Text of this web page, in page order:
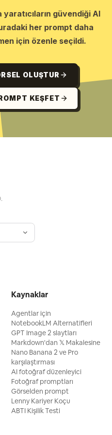
güvendiği AI
her prompt daha
için özenle seçildi.
OLUŞTUR
KEŞFET
Kaynaklar
Agentlar için
NotebookLM Alternatifleri
GPT Image 2 slaytları
Markdown'dan 𝕏 Makalesine
Nano Banana 2 ve Pro
karşılaştırması
AI fotoğraf düzenleyici
Fotoğraf promptları
Görselden prompt
Lenny Kariyer Koçu
ABTI Kişilik Testi